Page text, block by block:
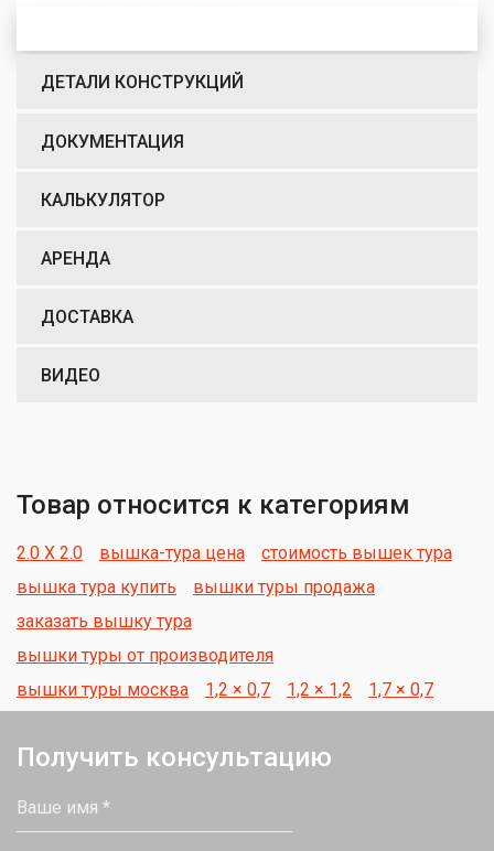
ДЕТАЛИ КОНСТРУКЦИЙ
ДОКУМЕНТАЦИЯ
КАЛЬКУЛЯТОР
АРЕНДА
ДОСТАВКА
ВИДЕО
Товар относится к категориям
2.0 Х 2.0 вышка-тура цена
стоимость вышек тура
вышка тура купить
вышки туры продажа
заказать вышку тура
вышки туры от производителя
вышки туры москва
1,2 × 0,7 1,2 × 1,2 1,7 × 0,7
Получить консультацию